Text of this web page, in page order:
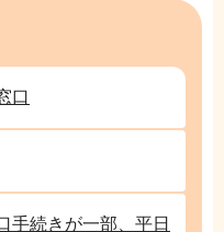
口
手続きが一部、平日